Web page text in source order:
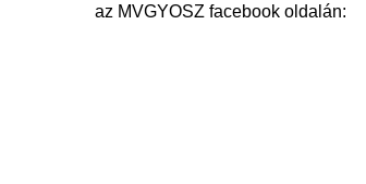
az MVGYOSZ facebook oldalán: